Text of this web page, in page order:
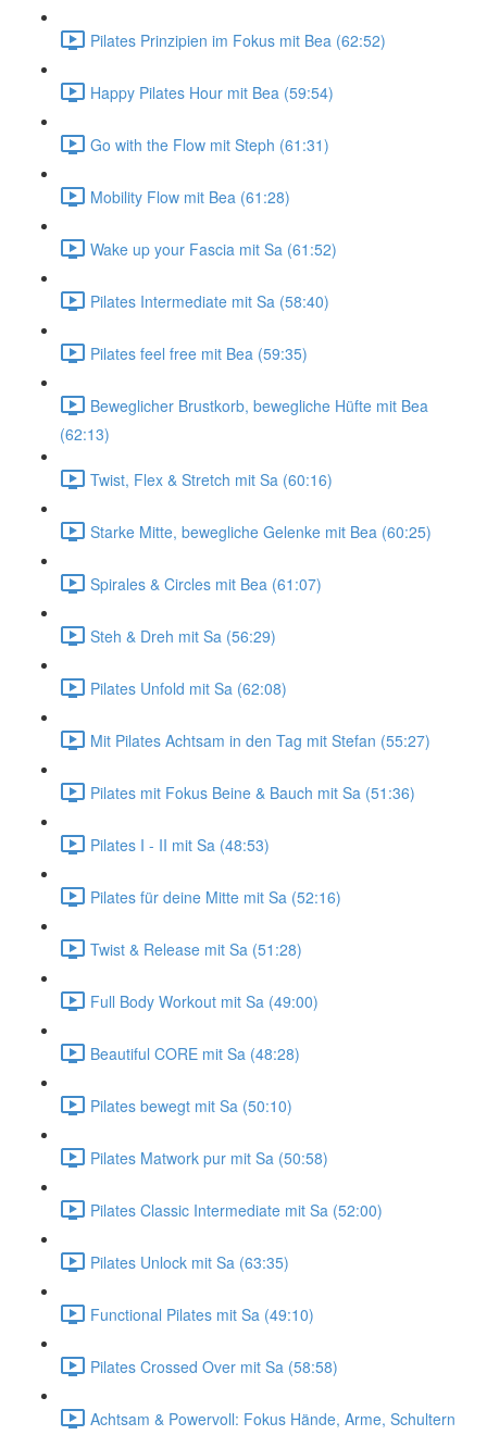
Pilates Prinzipien im Fokus mit Bea (62:52)
Happy Pilates Hour mit Bea (59:54)
Go with the Flow mit Steph (61:31)
Mobility Flow mit Bea (61:28)
Wake up your Fascia mit Sa (61:52)
Pilates Intermediate mit Sa (58:40)
Pilates feel free mit Bea (59:35)
Beweglicher Brustkorb, bewegliche Hüfte mit Bea
(62:13)
Twist, Flex & Stretch mit Sa (60:16)
Starke Mitte, bewegliche Gelenke mit Bea (60:25)
Spirales & Circles mit Bea (61:07)
Steh & Dreh mit Sa (56:29)
Pilates Unfold mit Sa (62:08)
Mit Pilates Achtsam in den Tag mit Stefan (55:27)
Pilates mit Fokus Beine & Bauch mit Sa (51:36)
Pilates I - II mit Sa (48:53)
Pilates für deine Mitte mit Sa (52:16)
Twist & Release mit Sa (51:28)
Full Body Workout mit Sa (49:00)
Beautiful CORE mit Sa (48:28)
Pilates bewegt mit Sa (50:10)
Pilates Matwork pur mit Sa (50:58)
Pilates Classic Intermediate mit Sa (52:00)
Pilates Unlock mit Sa (63:35)
Functional Pilates mit Sa (49:10)
Pilates Crossed Over mit Sa (58:58)
Achtsam & Powervoll: Fokus Hände, Arme, Schultern